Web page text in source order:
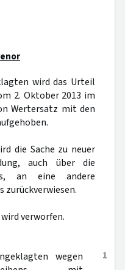
wird das Urteil
2. Oktober 2013 im
Wertersatz mit den
die Sache zu neuer
auch über die
an eine andere
zurückverwiesen.
verworfen.
1
wegen